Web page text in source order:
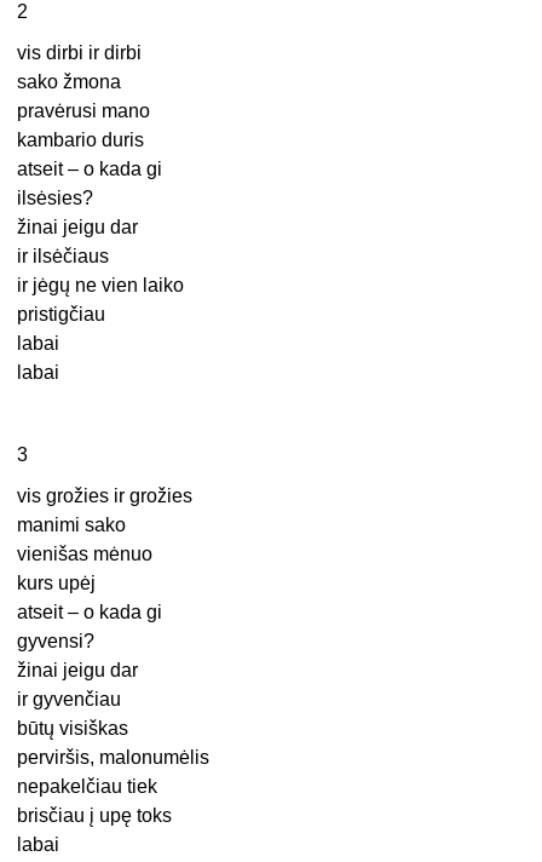
2
vis dirbi ir dirbi
sako žmona
pravėrusi mano
kambario duris
atseit – o kada gi
ilsėsies?
žinai jeigu dar
ir ilsėčiaus
ir jėgų ne vien laiko
pristigčiau
labai
labai
3
vis grožies ir grožies
manimi sako
vienišas mėnuo
kurs upėj
atseit – o kada gi
gyvensi?
žinai jeigu dar
ir gyvenčiau
būtų visiškas
perviršis, malonumėlis
nepakelčiau tiek
brisčiau į upę toks
labai